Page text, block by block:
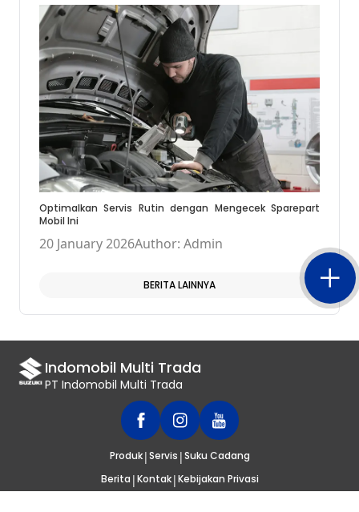
Optimalkan Servis Rutin dengan Mengecek Sparepart
Mobil Ini
20 January 2026Author: Admin
BERITA LAINNYA
Indomobil Multi Trada
PT Indomobil Multi Trada
Produk|Servis |Suku Cadang
Berita |Kontak|Kebijakan Privasi